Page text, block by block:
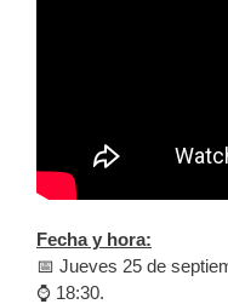
Fecha y hora:
📅 Jueves 25 de
⌚️ 18:30.